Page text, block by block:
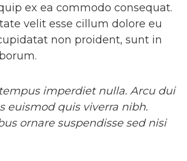
ex ea commodo consequat.
velit esse cillum dolore eu
non proident, sunt in
imperdiet nulla. Arcu dui
euismod quis viverra nibh.
ornare suspendisse sed nisi